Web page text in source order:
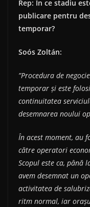
Rep: În ce stadiu
publicare pentru
temporar?
Soós Zoltán:
”Procedura de
temporar și este
continuitatea
desemnarea noului
În acest moment, au
către operatori
Scopul este ca, până
avem desemnat un
activitatea de
ritm normal, iar